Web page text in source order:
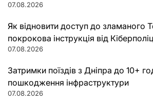
07.08.2026
Як відновити доступ до зламаного
покрокова інструкція від
07.08.2026
Затримки поїздів з Дніпра до 10+
пошкодження інфраструктури
07.08.2026